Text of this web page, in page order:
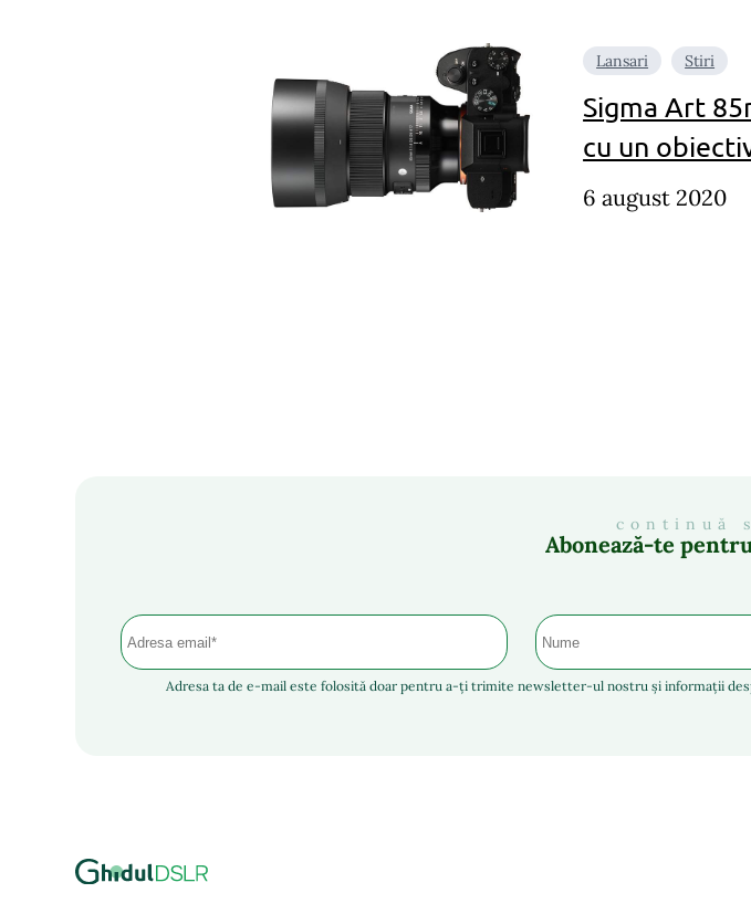
Lansari Stiri
Sigma Art
cu un
6 august 2020
continuă
Abonează-te
Adresa ta de e-mail este folosită doar pentru a-ți trimite newsletter-ul nostru și informații